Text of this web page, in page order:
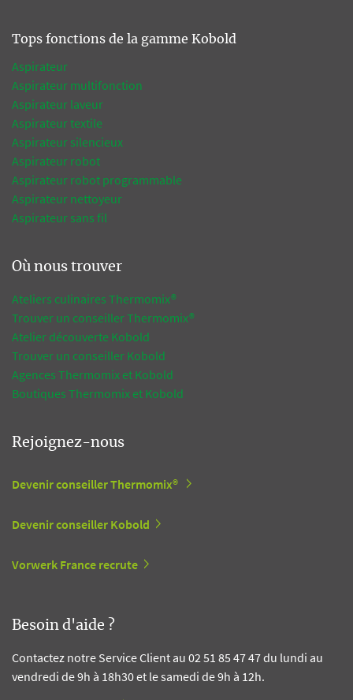
Tops fonctions de la gamme Kobold
Aspirateur
Aspirateur multifonction
Aspirateur laveur
Aspirateur textile
Aspirateur silencieux
Aspirateur robot
Aspirateur robot programmable
Aspirateur nettoyeur
Aspirateur sans fil
Où nous trouver
Ateliers culinaires Thermomix®
Trouver un conseiller Thermomix®
Atelier découverte Kobold
Trouver un conseiller Kobold
Agences Thermomix et Kobold
Boutiques Thermomix et Kobold
Rejoignez-nous
Devenir conseiller Thermomix®
Devenir conseiller Kobold
Vorwerk France recrute
Besoin d'aide ?
Contactez notre Service Client au 02 51 85 47 47 du lundi au
vendredi de 9h à 18h30 et le samedi de 9h à 12h.